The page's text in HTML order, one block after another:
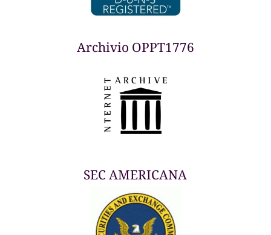
Archivio OPPT1776
SEC AMERICANA